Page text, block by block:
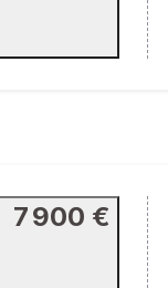
7 900 €